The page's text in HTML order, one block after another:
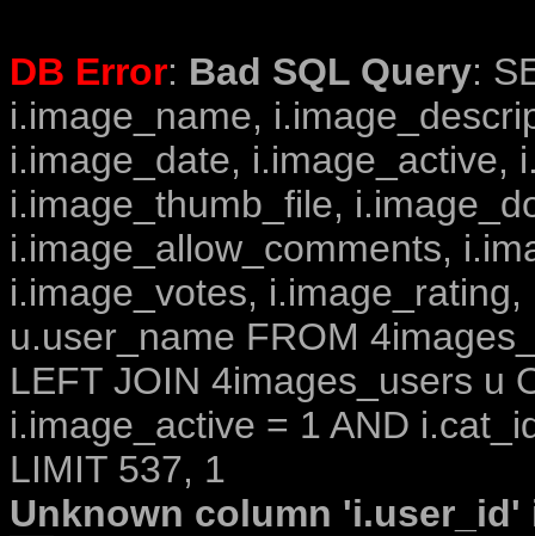
DB Error: Bad SQL Query:
i.image_name,
i.image_date, i.image_active,
i.image_thumb_file,
i.image_allow_comments,
i.image_votes,
u.user_name FROM
LEFT JOIN 4images_users u
i.image_active = 1 AND
LIMIT 537, 1
Unknown column